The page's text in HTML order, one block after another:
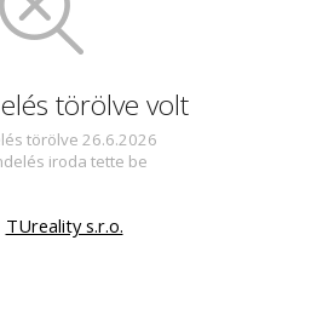
törölve volt
törölve 26.6.2026
iroda tette be
TUreality s.r.o.